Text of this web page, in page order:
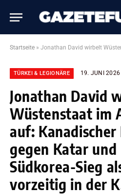
Startseite » Jonathan David wirbelt Wüstenstaat im Alleingang auf: Kanadischer Rekordsieg
TÜRKEI & LEGIONÄRE 19. JUNI 2026
Jonathan David
Wüstenstaat im
auf: Kanadischer
gegen Katar
Südkorea-Sieg
vorzeitig in der